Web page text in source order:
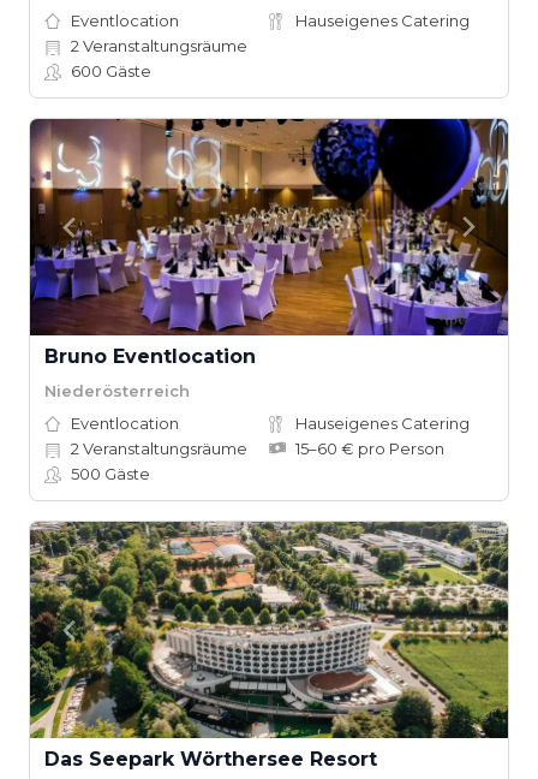
Eventlocation
Hauseigenes Catering
2 Veranstaltungsräume
600 Gäste
Bruno Eventlocation
Niederösterreich
Eventlocation
Hauseigenes Catering
2 Veranstaltungsräume
15–60 € pro Person
500 Gäste
Das Seepark Wörthersee Resort